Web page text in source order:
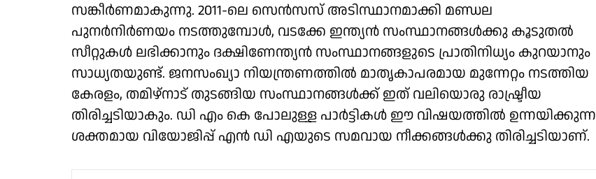
സങ്കീര്‍ണമാകുന്നു. 2011-ലെ സെന്‍സസ് അടിസ്ഥാനമാക്കി മണ്ഡല
പുനര്‍നിര്‍ണയം നടത്തുമ്പോള്‍, വടക്കേ ഇന്ത്യന്‍ സംസ്ഥാനങ്ങള്‍ക്കു കൂടുതല്‍
സീറ്റുകള്‍ ലഭിക്കാനും ദക്ഷിണേന്ത്യന്‍ സംസ്ഥാനങ്ങളുടെ പ്രാതിനിധ്യം കുറയാനും
സാധ്യതയുണ്ട്. ജനസംഖ്യാ നിയന്ത്രണത്തില്‍ മാതൃകാപരമായ മുന്നേറ്റം നടത്തിയ
കേരളം, തമിഴ്‌നാട് തുടങ്ങിയ സംസ്ഥാനങ്ങള്‍ക്ക് ഇത് വലിയൊരു രാഷ്ട്രീയ
തിരിച്ചടിയാകും. ഡി എം കെ പോലുള്ള പാര്‍ട്ടികള്‍ ഈ വിഷയത്തില്‍ ഉന്നയിക്കുന്ന
ശക്തമായ വിയോജിപ്പ് എന്‍ ഡി എയുടെ സമവായ നീക്കങ്ങള്‍ക്കു തിരിച്ചടിയാണ്.